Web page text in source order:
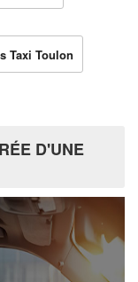
Taxi Toulon
D'UNE